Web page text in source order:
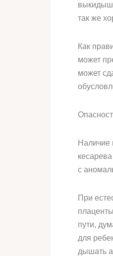
так же
Как
может
может
Наличие
с
При
пути,
для
дышать